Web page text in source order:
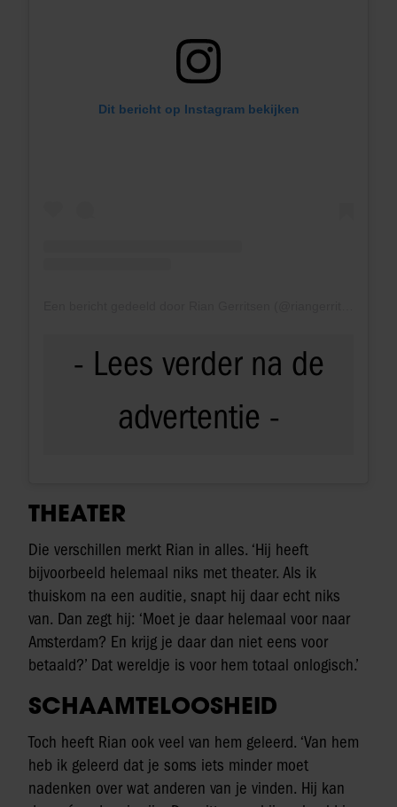
Dit bericht op Instagram bekijken
THEATER
Die verschillen merkt Rian in alles. ‘Hij heeft
bijvoorbeeld helemaal niks met theater. Als ik
thuiskom na een auditie, snapt hij daar echt niks
van. Dan zegt hij: ‘Moet je daar helemaal voor naar
Amsterdam? En krijg je daar dan niet eens voor
betaald?’ Dat wereldje is voor hem totaal onlogisch.’
SCHAAMTELOOSHEID
Toch heeft Rian ook veel van hem geleerd. ‘Van hem
heb ik geleerd dat je soms iets minder moet
nadenken over wat anderen van je vinden. Hij kan